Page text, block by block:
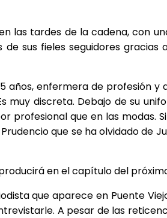
las tardes de la cadena, con
sus fieles seguidores
años, enfermera de profesión
muy discreta. Debajo de su
profesional que en las modas.
que se ha olvidado de
en el capítulo del
que aparece en Puente
A pesar de las